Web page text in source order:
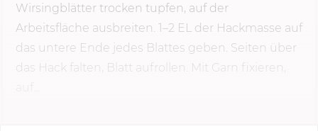
Wirsingblätter trocken tupfen, auf der
Arbeitsfläche ausbreiten. 1–2 EL der Hackmasse auf
das untere Ende jedes Blattes geben. Seiten über
das Hack falten, Blatt aufrollen. Mit Garn fixieren,